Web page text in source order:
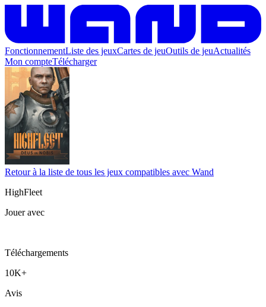
FonctionnementListe des jeuxCartes de jeuOutils de jeuActualités
Mon compteTélécharger
Retour à la liste de tous les jeux compatibles avec Wand
HighFleet
Jouer avec
Téléchargements
10K+
Avis